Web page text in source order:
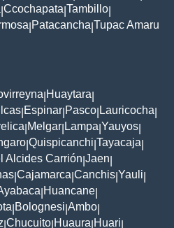
Ccochapata Tambillo
Patacancha Tupac Amaru
Huaytara
Espinar Pasco Lauricocha
Melgar Lampa Yauyos
Quispicanchi Tayacaja
Alcides Carrión Jaen
Cajamarca Canchis Yauli
Huancane
Bolognesi Ambo
Chucuito Huaura Huari